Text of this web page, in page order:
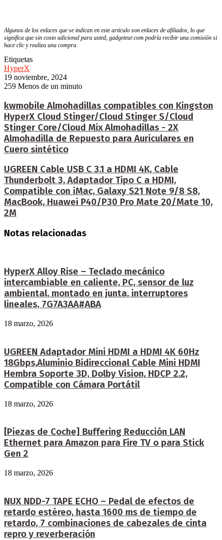
Algunos de los enlaces que se indican en este artículo son enlaces de afiliados, lo que
significa que sin costo adicional para usted, gadgeteur.com podría recibir una comisión si
hace clic y realiza una compra.
Etiquetas
HyperX
19 noviembre, 2024
259 Menos de un minuto
kwmobile Almohadillas compatibles con Kingston
HyperX Cloud Stinger/Cloud Stinger S/Cloud
Stinger Core/Cloud Mix Almohadillas - 2X
Almohadilla de Repuesto para Auriculares en
Cuero sintético
UGREEN Cable USB C 3.1 a HDMI 4K, Cable
Thunderbolt 3, Adaptador Tipo C a HDMI,
Compatible con iMac, Galaxy S21 Note 9/8 S8,
MacBook, Huawei P40/P30 Pro Mate 20/Mate 10,
2M
Notas relacionadas
HyperX Alloy Rise – Teclado mecánico
intercambiable en caliente, PC, sensor de luz
ambiental, montado en junta, interruptores
lineales, 7G7A3AA#ABA
18 marzo, 2026
UGREEN Adaptador Mini HDMI a HDMI 4K 60Hz
18Gbps,Aluminio Bidireccional Cable Mini HDMI
Hembra Soporte 3D, Dolby Vision, HDCP 2.2,
Compatible con Cámara Portátil
18 marzo, 2026
[Piezas de Coche] Buffering Reducción LAN
Ethernet para Amazon para Fire TV o para Stick
Gen 2
18 marzo, 2026
NUX NDD-7 TAPE ECHO – Pedal de efectos de
retardo estéreo, hasta 1600 ms de tiempo de
retardo, 7 combinaciones de cabezales de cinta
repro y reverberación